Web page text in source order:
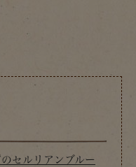
セルリアンブルー